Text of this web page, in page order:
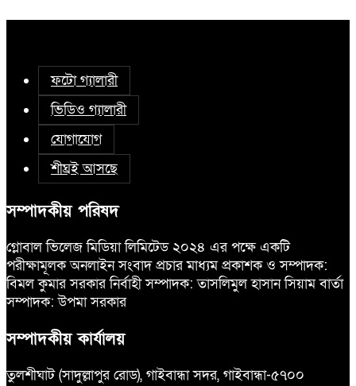
ফটো গ্যালারী
ভিডিও গ্যালারী
যোগাযোগ
শীঘ্রই আসছে
সম্পাদকীয় পরিষদ
গ্লোবাল ভিলেজ মিডিয়া লিমিটেড ২০২৪ এর পক্ষে একটি
পরীক্ষামূলক অনলাইন সংবাদ প্রচার মাধ্যম প্রকাশক ও সম্পাদক:
বিমল কুমার সরকার নির্বাহী সম্পাদক: তাসলিমুল হাসান সিয়াম বার্তা
সম্পাদক: উপমা সরকার
সম্পাদকীয় কার্যালয়
তুলশীঘাট (সাদুল্লাপুর রোড), গাইবান্ধা সদর, গাইবান্ধা-৫৭০০